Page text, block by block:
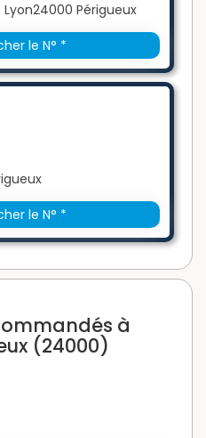
Lyon24000 Périgueux
le N° *
le N° *
à
(24000)